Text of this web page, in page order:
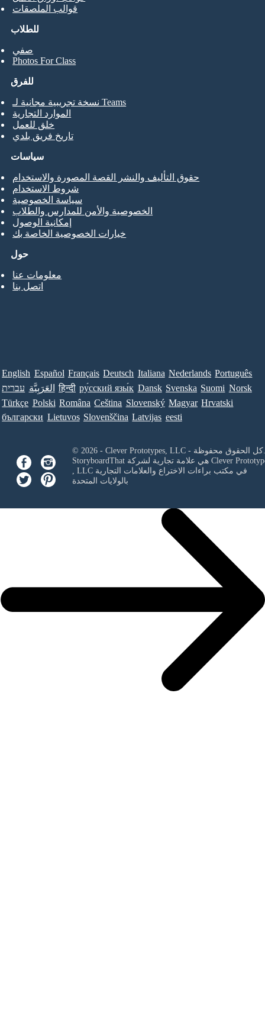
للطلاب
صفي
Photos For Class
قوالب الملصقات
للفرق
نسخة تجريبية مجانية لـ Teams
الموارد التجارية
خلق للعمل
تاريخ فريق بلدي
حول
معلومات عنا
اتصل بنا
سياسات
حقوق التأليف والنشر القصة المصورة والاستخدام
شروط الاستخدام
سياسة الخصوصية
الخصوصية والأمن للمدارس والطلاب
إمكانية الوصول
خيارات الخصوصية الخاصة بك
English Español Français Deutsch Italiana Nederlands Português
עברית العَرَبِيَّة हिन्दी ру́сский язы́к Dansk Svenska Suomi Norsk
Türkçe Polski Româna Ceština Slovenský Magyar Hrvatski
български Lietuvos Slovenščina Latvijas eesti
© 2026 - Clever Prototypes, LLC - كل الحقوق محفوظة.
StoryboardThat هي علامة تجارية لشركة Clever
, LLCفي مكتب براءات الاختراع والعلامات التجارية
بالولايات المتحدة